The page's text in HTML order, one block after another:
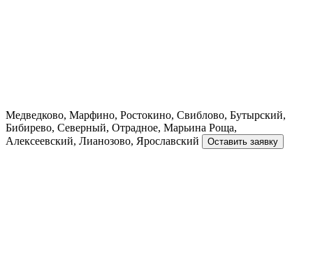
Медведково, Марфино, Ростокино, Свиблово, Бутырский,
Бибирево, Северный, Отрадное, Марьина Роща,
Алексеевский, Лианозово, Ярославский
Оставить заявку